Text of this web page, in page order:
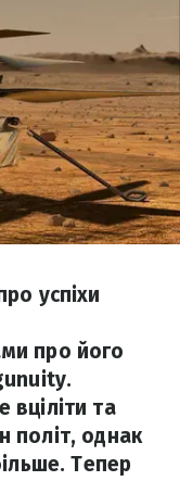
успіхи
про його
та
політ, однак
Тепер